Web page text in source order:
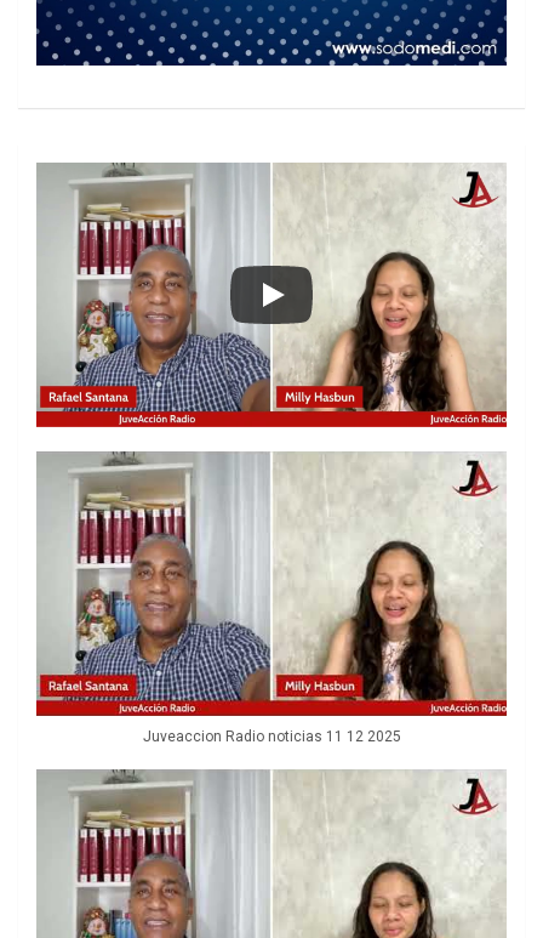
Juveaccion Radio noticias 11 12 2025